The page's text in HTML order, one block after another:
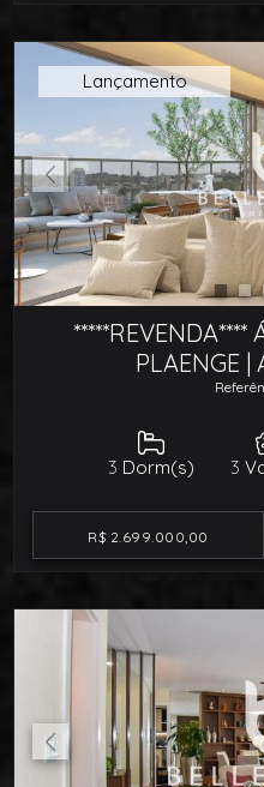
Lançamento
*****REVENDA****
PLAENGE |
3 Dorm(s) 3
R$ 2.699.000,00